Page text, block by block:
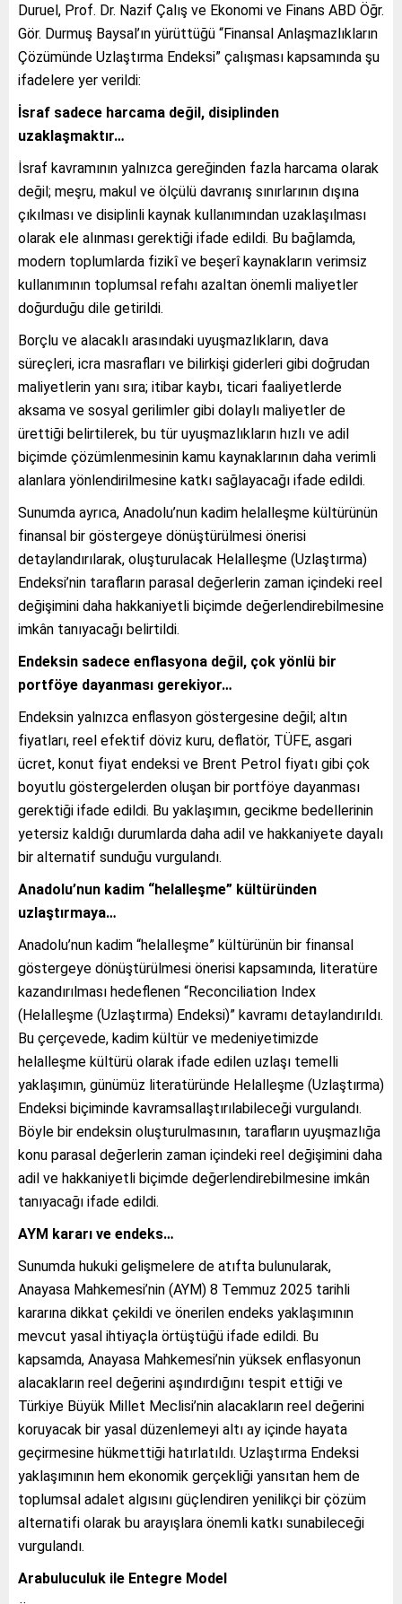
Duruel, Prof. Dr. Nazif Çalış ve Ekonomi ve Finans ABD Öğr.
Gör. Durmuş Baysal’ın yürüttüğü “Finansal Anlaşmazlıkların
Çözümünde Uzlaştırma Endeksi” çalışması kapsamında şu
ifadelere yer verildi:
İsraf sadece harcama değil, disiplinden
uzaklaşmaktır…
İsraf kavramının yalnızca gereğinden fazla harcama olarak
değil; meşru, makul ve ölçülü davranış sınırlarının dışına
çıkılması ve disiplinli kaynak kullanımından uzaklaşılması
olarak ele alınması gerektiği ifade edildi. Bu bağlamda,
modern toplumlarda fizikî ve beşerî kaynakların verimsiz
kullanımının toplumsal refahı azaltan önemli maliyetler
doğurduğu dile getirildi.
Borçlu ve alacaklı arasındaki uyuşmazlıkların, dava
süreçleri, icra masrafları ve bilirkişi giderleri gibi doğrudan
maliyetlerin yanı sıra; itibar kaybı, ticari faaliyetlerde
aksama ve sosyal gerilimler gibi dolaylı maliyetler de
ürettiği belirtilerek, bu tür uyuşmazlıkların hızlı ve adil
biçimde çözümlenmesinin kamu kaynaklarının daha verimli
alanlara yönlendirilmesine katkı sağlayacağı ifade edildi.
Sunumda ayrıca, Anadolu’nun kadim helalleşme kültürünün
finansal bir göstergeye dönüştürülmesi önerisi
detaylandırılarak, oluşturulacak Helalleşme (Uzlaştırma)
Endeksi’nin tarafların parasal değerlerin zaman içindeki reel
değişimini daha hakkaniyetli biçimde değerlendirebilmesine
imkân tanıyacağı belirtildi.
Endeksin sadece enflasyona değil, çok yönlü bir
portföye dayanması gerekiyor…
Endeksin yalnızca enflasyon göstergesine değil; altın
fiyatları, reel efektif döviz kuru, deflatör, TÜFE, asgari
ücret, konut fiyat endeksi ve Brent Petrol fiyatı gibi çok
boyutlu göstergelerden oluşan bir portföye dayanması
gerektiği ifade edildi. Bu yaklaşımın, gecikme bedellerinin
yetersiz kaldığı durumlarda daha adil ve hakkaniyete dayalı
bir alternatif sunduğu vurgulandı.
Anadolu’nun kadim “helalleşme” kültüründen
uzlaştırmaya…
Anadolu’nun kadim “helalleşme” kültürünün bir finansal
göstergeye dönüştürülmesi önerisi kapsamında, literatüre
kazandırılması hedeflenen “Reconciliation Index
(Helalleşme (Uzlaştırma) Endeksi)” kavramı detaylandırıldı.
Bu çerçevede, kadim kültür ve medeniyetimizde
helalleşme kültürü olarak ifade edilen uzlaşı temelli
yaklaşımın, günümüz literatüründe Helalleşme (Uzlaştırma)
Endeksi biçiminde kavramsallaştırılabileceği vurgulandı.
Böyle bir endeksin oluşturulmasının, tarafların uyuşmazlığa
konu parasal değerlerin zaman içindeki reel değişimini daha
adil ve hakkaniyetli biçimde değerlendirebilmesine imkân
tanıyacağı ifade edildi.
AYM kararı ve endeks…
Sunumda hukuki gelişmelere de atıfta bulunularak,
Anayasa Mahkemesi’nin (AYM) 8 Temmuz 2025 tarihli
kararına dikkat çekildi ve önerilen endeks yaklaşımının
mevcut yasal ihtiyaçla örtüştüğü ifade edildi. Bu
kapsamda, Anayasa Mahkemesi’nin yüksek enflasyonun
alacakların reel değerini aşındırdığını tespit ettiği ve
Türkiye Büyük Millet Meclisi’nin alacakların reel değerini
koruyacak bir yasal düzenlemeyi altı ay içinde hayata
geçirmesine hükmettiği hatırlatıldı. Uzlaştırma Endeksi
yaklaşımının hem ekonomik gerçekliği yansıtan hem de
toplumsal adalet algısını güçlendiren yenilikçi bir çözüm
alternatifi olarak bu arayışlara önemli katkı sunabileceği
vurgulandı.
Arabuluculuk ile Entegre Model